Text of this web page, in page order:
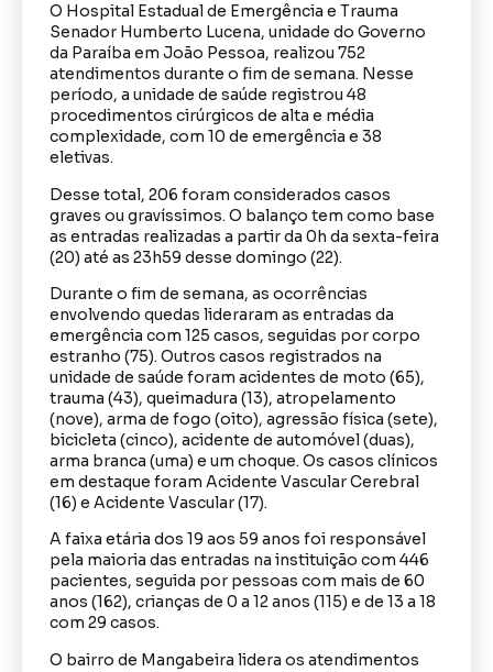
O Hospital Estadual de Emergência e Trauma
Senador Humberto Lucena, unidade do Governo
da Paraíba em João Pessoa, realizou 752
atendimentos durante o fim de semana. Nesse
período, a unidade de saúde registrou 48
procedimentos cirúrgicos de alta e média
complexidade, com 10 de emergência e 38
eletivas.
Desse total, 206 foram considerados casos
graves ou gravíssimos. O balanço tem como base
as entradas realizadas a partir da 0h da sexta-feira
(20) até as 23h59 desse domingo (22).
Durante o fim de semana, as ocorrências
envolvendo quedas lideraram as entradas da
emergência com 125 casos, seguidas por corpo
estranho (75). Outros casos registrados na
unidade de saúde foram acidentes de moto (65),
trauma (43), queimadura (13), atropelamento
(nove), arma de fogo (oito), agressão física (sete),
bicicleta (cinco), acidente de automóvel (duas),
arma branca (uma) e um choque. Os casos clínicos
em destaque foram Acidente Vascular Cerebral
(16) e Acidente Vascular (17).
A faixa etária dos 19 aos 59 anos foi responsável
pela maioria das entradas na instituição com 446
pacientes, seguida por pessoas com mais de 60
anos (162), crianças de 0 a 12 anos (115) e de 13 a 18
com 29 casos.
O bairro de Mangabeira lidera os atendimentos